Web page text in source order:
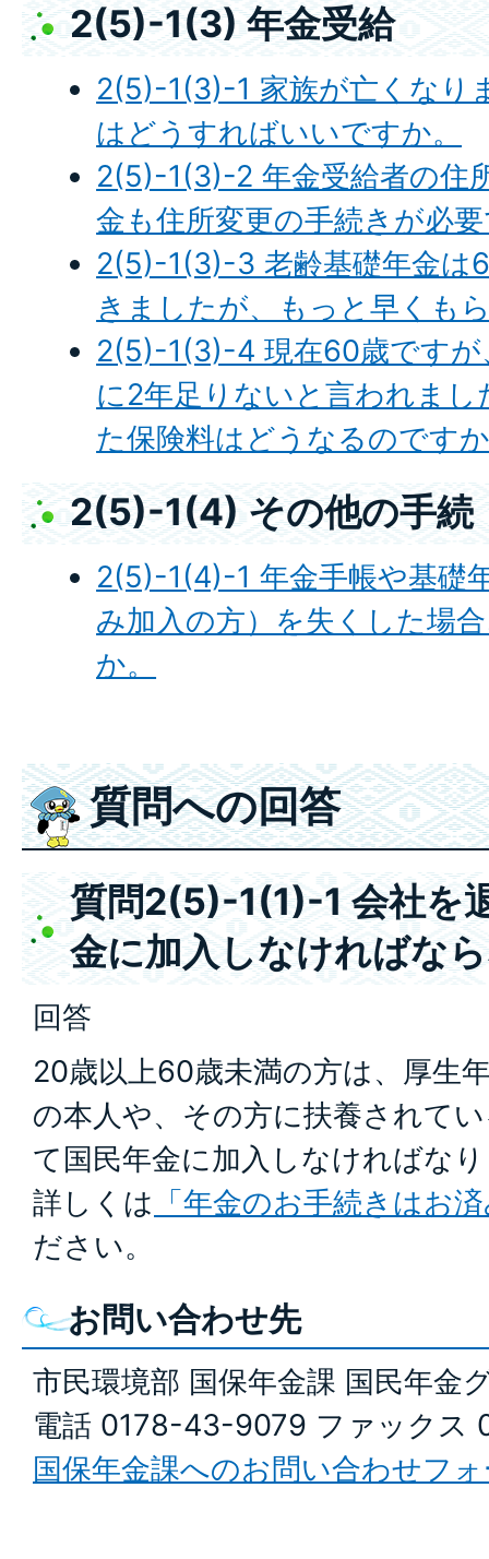
2(5)-1(3) 年金受給
2(5)-1(3)-1 家族が亡くなり
はどうすればいいですか。
2(5)-1(3)-2 年金受給者の住
金も住所変更の手続きが必
2(5)-1(3)-3 老齢基礎年金は
きましたが、もっと早くも
2(5)-1(3)-4 現在60歳ですが
に2年足りないと言われま
た保険料はどうなるのです
2(5)-1(4) その他の手続
2(5)-1(4)-1 年金手帳や基礎
み加入の方）を失くした場
か。
質問への回答
質問2(5)-1(1)-1 会社を
金に加入しなければな
回答
20歳以上60歳未満の方は、厚生
の本人や、その方に扶養されて
て国民年金に加入しなければな
詳しくは 「年金のお手続きはお
ださい。
お問い合わせ先
市民環境部 国保年金課 国民年金
電話 0178-43-9079 ファックス
国保年金課へのお問い合わせフ